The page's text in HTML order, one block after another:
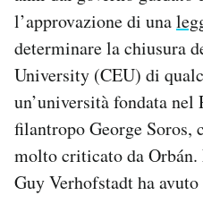
SHOP
CALENDARIO
Area Personale
l’approvazione di una
determinare la chiusura
University (CEU) di
un’università fondata
filantropo George Soros,
molto criticato da Orbán.
Guy Verhofstadt ha